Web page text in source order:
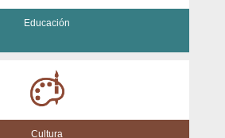
Educación
Cultura